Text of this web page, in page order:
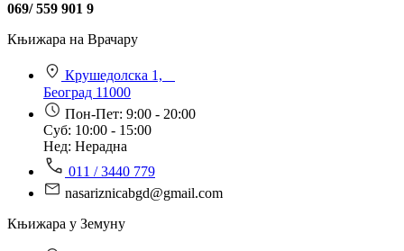
069/ 559 901 9
Књижара на Врачару
Крушедолска 1,
Београд 11000
Пон-Пет: 9:00 - 20:00
Суб: 10:00 - 15:00
Нед: Нерадна
011 / 3440 779
nasariznicabgd@gmail.com
Књижара у Земуну